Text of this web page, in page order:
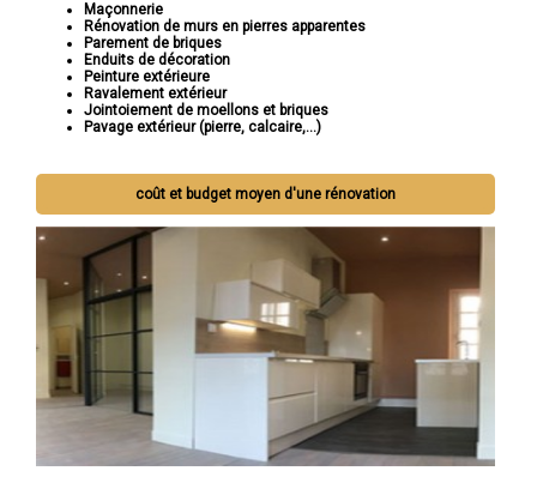
Maçonnerie
Rénovation de murs en pierres apparentes
Parement de briques
Enduits de décoration
Peinture extérieure
Ravalement extérieur
Jointoiement de moellons et briques
Pavage extérieur (pierre, calcaire,...)
coût et budget moyen d'une rénovation